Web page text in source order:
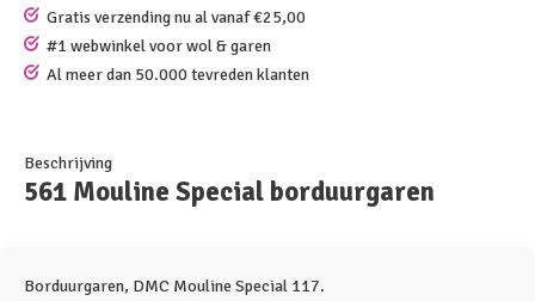
Gratis verzending nu al vanaf €25,00
#1 webwinkel voor wol & garen
Al meer dan 50.000 tevreden klanten
Beschrijving
561 Mouline Special borduurgaren
Borduurgaren, DMC Mouline Special 117.